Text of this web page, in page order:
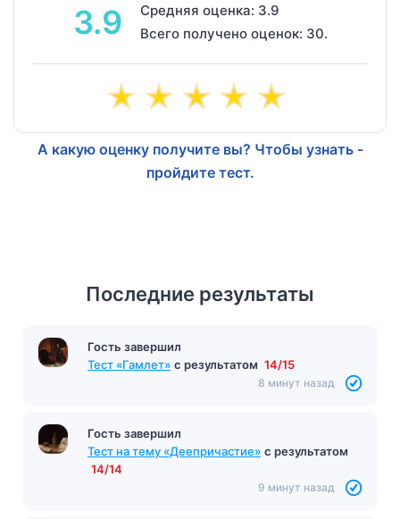
3.9
Средняя оценка: 3.9
Всего получено оценок: 30.
А какую оценку получите вы? Чтобы узнать -
пройдите тест.
Последние результаты
Гость завершил
Тест «Гамлет» с результатом 14/15
8 минут назад
Гость завершил
Тест на тему «Деепричастие» с результатом
14/14
9 минут назад